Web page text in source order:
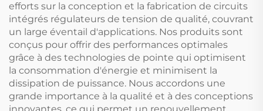
efforts sur la conception et la fabrication de circuits
intégrés régulateurs de tension de qualité, couvrant
un large éventail d'applications. Nos produits sont
conçus pour offrir des performances optimales
grâce à des technologies de pointe qui optimisent
la consommation d'énergie et minimisent la
dissipation de puissance. Nous accordons une
grande importance à la qualité et à des conceptions